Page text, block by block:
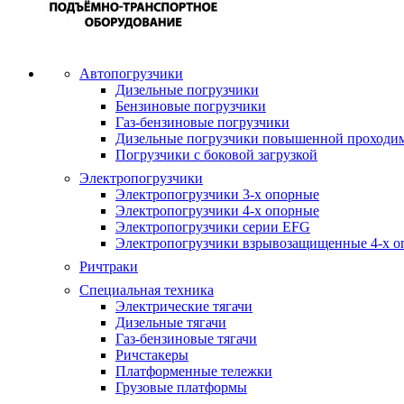
Автопогрузчики
Дизельные погрузчики
Бензиновые погрузчики
Газ-бензиновые погрузчики
Дизельные погрузчики повышенной
Погрузчики с боковой загрузкой
Электропогрузчики
Электропогрузчики 3-х опорные
Электропогрузчики 4-х опорные
Электропогрузчики серии EFG
Электропогрузчики взрывозащищенные 4-х
Ричтраки
Специальная техника
Электрические тягачи
Дизельные тягачи
Газ-бензиновые тягачи
Ричстакеры
Платформенные тележки
Грузовые платформы